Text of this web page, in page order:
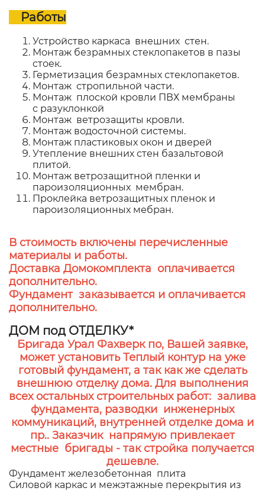
Работы
Устройство каркаса внешних стен.
Монтаж безрамных стеклопакетов в пазы
стоек.
Герметизация безрамных стеклопакетов.
Монтаж стропильной части.
Монтаж плоской кровли ПВХ мембраны
с разуклонкой
Монтаж ветрозащиты кровли.
Монтаж водосточной системы.
Монтаж пластиковых окон и дверей
Утепление внешних стен базальтовой
плитой.
Монтаж ветрозащитной пленки и
пароизоляционных мембран.
Проклейка ветрозащитных пленок и
пароизоляционных мебран.
В стоимость включены перечисленные
материалы и работы.
Доставка Домокомплекта оплачивается
дополнительно.
Фундамент заказывается и оплачивается
дополнительно.
ДОМ под ОТДЕЛКУ*
Бригада Урал Фахверк по, Вашей заявке,
может установить Теплый контур на уже
готовый фундамент, а так как же сделать
внешнюю отделку дома. Для выполнения
всех остальных строительных работ: залива
фундамента, разводки инженерных
коммуникаций, внутренней отделке дома и
пр.. Заказчик напрямую привлекает
местные бригады - так стройка получается
дешевле.
Фундамент железобетонная плита
Силовой каркас и межэтажные перекрытия из